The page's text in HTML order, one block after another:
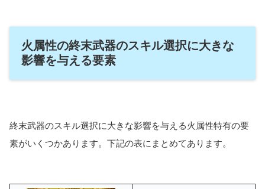
火属性の終末武器のスキル選択に大きな
影響を与える要素
終末武器のスキル選択に大きな影響を与える火属性特有の要
素がいくつかあります。下記の表にまとめてあります。